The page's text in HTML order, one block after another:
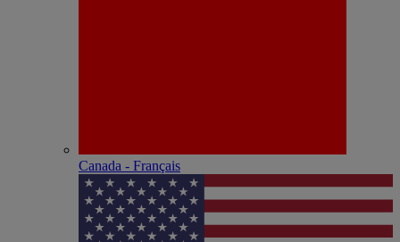
Canada - Français